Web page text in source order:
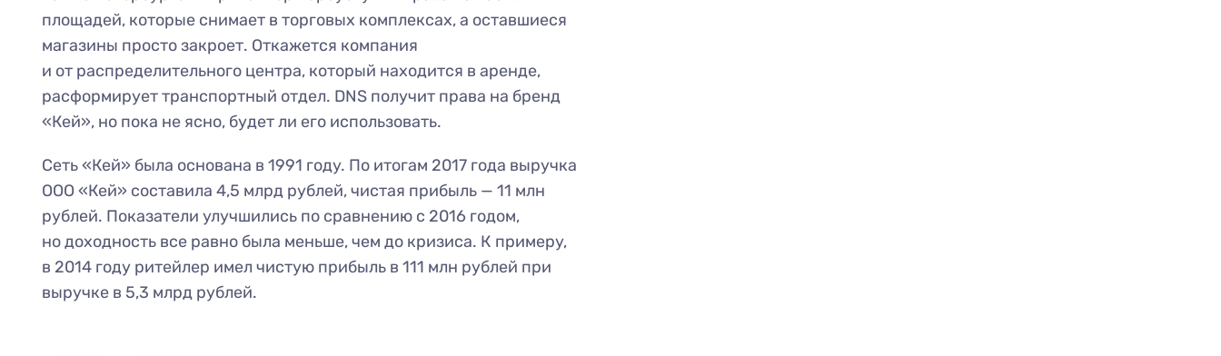
площадей, которые снимает в торговых комплексах, а оставшиеся
магазины просто закроет. Откажется компания
и от распределительного центра, который находится в аренде,
расформирует транспортный отдел. DNS получит права на бренд
«Кей», но пока не ясно, будет ли его использовать.
Сеть «Кей» была основана в 1991 году. По итогам 2017 года выручка
ООО «Кей» составила 4,5 млрд рублей, чистая прибыль — 11 млн
рублей. Показатели улучшились по сравнению с 2016 годом,
но доходность все равно была меньше, чем до кризиса. К примеру,
в 2014 году ритейлер имел чистую прибыль в 111 млн рублей при
выручке в 5,3 млрд рублей.